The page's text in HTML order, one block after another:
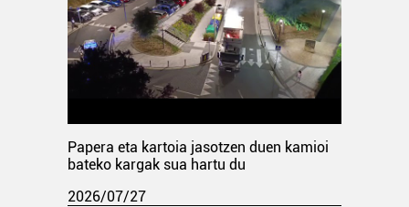
Papera eta kartoia jasotzen duen kamioi
bateko kargak sua hartu du
2026/07/27